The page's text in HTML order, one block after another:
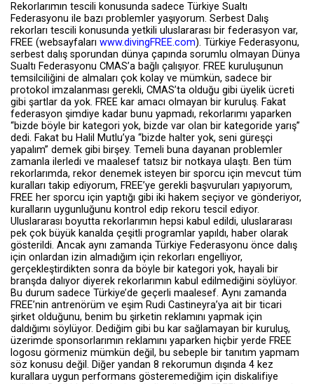
Rekorlarımın tescili konusunda sadece Türkiye Sualtı
Federasyonu ile bazı problemler yaşıyorum. Serbest Dalış
rekorları tescili konusunda yetkili uluslararası bir federasyon var,
FREE (websayfaları www.divingFREE.com). Türkiye Federasyonu,
serbest dalış sporundan dünya çapında sorumlu olmayan Dünya
Sualtı Federasyonu CMAS’a bağlı çalışıyor. FREE kuruluşunun
temsilciliğini de almaları çok kolay ve mümkün, sadece bir
protokol imzalanması gerekli, CMAS’ta olduğu gibi üyelik ücreti
gibi şartlar da yok. FREE kar amacı olmayan bir kuruluş. Fakat
federasyon şimdiye kadar bunu yapmadı, rekorlarımı yaparken
“bizde böyle bir kategori yok, bizde var olan bir kategoride yarış”
dedi. Fakat bu Halil Mutlu’ya “bizde halter yok, seni güreşçi
yapalım” demek gibi birşey. Temeli buna dayanan problemler
zamanla ilerledi ve maalesef tatsız bir notkaya ulaştı. Ben tüm
rekorlarımda, rekor denemek isteyen bir sporcu için mevcut tüm
kuralları takip ediyorum, FREE’ye gerekli başvuruları yapıyorum,
FREE her sporcu için yaptığı gibi iki hakem seçiyor ve gönderiyor,
kuralların uygunluğunu kontrol edip rekoru tescil ediyor.
Uluslararası boyutta rekorlarımın hepsi kabul edildi, uluslararası
pek çok büyük kanalda çeşitli programlar yapıldı, haber olarak
gösterildi. Ancak aynı zamanda Türkiye Federasyonu önce dalış
için onlardan izin almadığım için rekorları engelliyor,
gerçekleştirdikten sonra da böyle bir kategori yok, hayali bir
branşda dalıyor diyerek rekorlarımın kabul edilmediğini söylüyor.
Bu durum sadece Türkiye’de geçerli maalesef. Aynı zamanda
FREE’nin antrenörüm ve eşim Rudi Castineyra’ya ait bir ticari
şirket olduğunu, benim bu şirketin reklamını yapmak için
daldığımı söylüyor. Dediğim gibi bu kar sağlamayan bir kuruluş,
üzerimde sponsorlarımın reklamını yaparken hiçbir yerde FREE
logosu görmeniz mümkün değil, bu sebeple bir tanıtım yapmam
söz konusu değil. Diğer yandan 8 rekorumun dışında 4 kez
kurallara uygun performans gösteremediğim için diskalifiye